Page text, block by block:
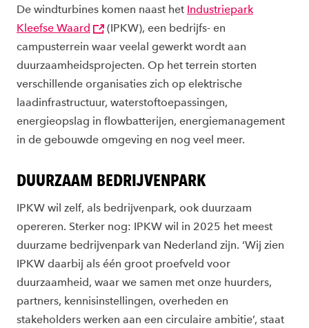
De windturbines komen naast het Industriepark
Kleefse Waard
(IPKW), een bedrijfs- en
campusterrein waar veelal gewerkt wordt aan
duurzaamheidsprojecten. Op het terrein storten
verschillende organisaties zich op elektrische
laadinfrastructuur, waterstoftoepassingen,
energieopslag in flowbatterijen, energiemanagement
in de gebouwde omgeving en nog veel meer.
DUURZAAM BEDRIJVENPARK
IPKW wil zelf, als bedrijvenpark, ook duurzaam
opereren. Sterker nog: IPKW wil in 2025 het meest
duurzame bedrijvenpark van Nederland zijn. ‘Wij zien
IPKW daarbij als één groot proefveld voor
duurzaamheid, waar we samen met onze huurders,
partners, kennisinstellingen, overheden en
stakeholders werken aan een circulaire ambitie’, staat